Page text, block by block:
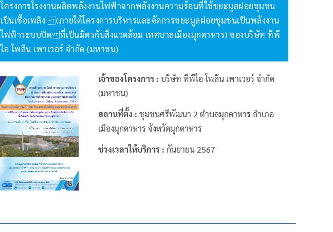
โครงการโรงงานผลิตพลังงานไฟฟ้าจากพลังงานความร้อนที่ใช้ขยะมูลฝอยชุมชน
เป็นเชื้อเพลิง (ภายใต้โครงการบริหารและจัดการขยะมูลฝอยชุมชนเป็นพลังงาน
ไฟฟ้าระบบปิด ที่เป็นมิตรกับสิ่งแวดล้อม เทศบาลเมืองมุกดาหาร) ของบริษัท ทีพี
ไอ โพลีน เพาเวอร์ จำกัด (มหาชน)
เจ้าของโครงการ : บริษัท ทีพีไอ โพลีน เพาเวอร์ จำกัด
(มหาชน)
สถานที่ตั้ง : ชุมชนศรีพัฒนา 2 ตำบลมุกดาหาร อำเภอ
เมืองมุกดาหาร จังหวัดมุกดาหาร
ช่วงเวลาให้บริการ : กันยายน 2567